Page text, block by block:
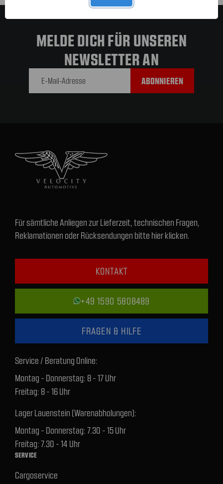
MELDE DICH FÜR UNSEREN
NEWSLETTER AN
Für sämtliche Anliegen zur Lieferzeit, technischen Fragen,
Reklamationen oder Rücksendungen bitte hier klicken.
KONTAKT
+49 1590 5808489
FRAGEN & HILFE
Service / Beratung Online:
Montag - Donnerstag: 8 - 17 Uhr
Freitag: 8 - 16 Uhr
Lager Lauenstein (Warenabholungen):
Montag - Donnerstag: 7.30 - 15 Uhr
Freitag: 7.30 - 14 Uhr
SERVICE
Cargoservice